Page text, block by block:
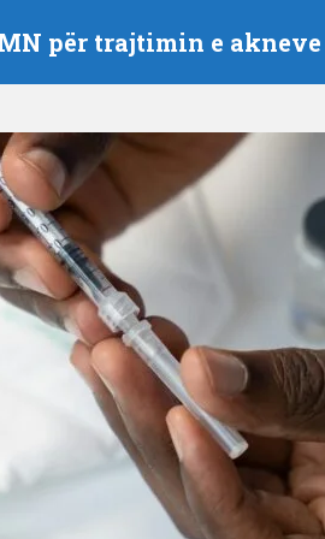
për trajtimin e akneve